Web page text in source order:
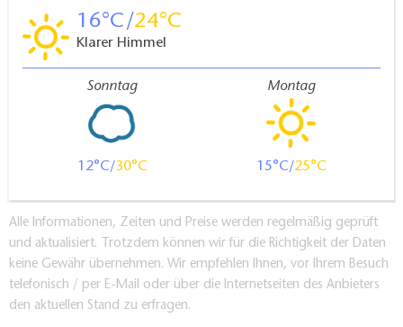
16 24
Klarer Himmel
Sonntag
12 30
Montag
15 25
Alle Informationen, Zeiten und Preise werden regelmäßig geprüft
und aktualisiert. Trotzdem können wir für die Richtigkeit der Daten
keine Gewähr übernehmen. Wir empfehlen Ihnen, vor Ihrem Besuch
telefonisch / per E-Mail oder über die Internetseiten des Anbieters
den aktuellen Stand zu erfragen.